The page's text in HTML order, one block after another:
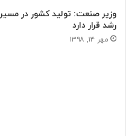
وزیر صنعت: تولید کشور در مسیر
رشد قرار دارد
مهر ۱۴, ۱۳۹۸